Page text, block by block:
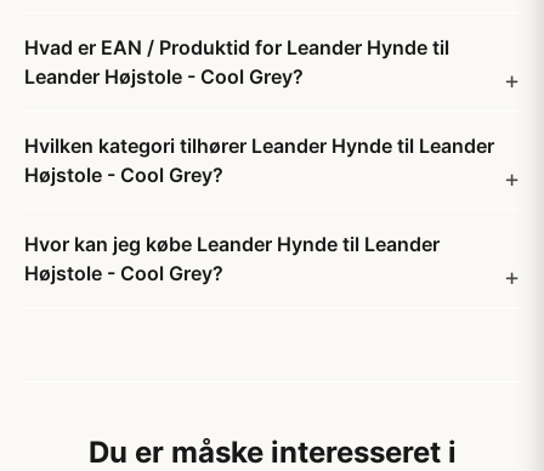
Hvad er EAN / Produktid for Leander Hynde til
Leander Højstole - Cool Grey?
Hvilken kategori tilhører Leander Hynde til Leander
Højstole - Cool Grey?
Hvor kan jeg købe Leander Hynde til Leander
Højstole - Cool Grey?
Du er måske interesseret i